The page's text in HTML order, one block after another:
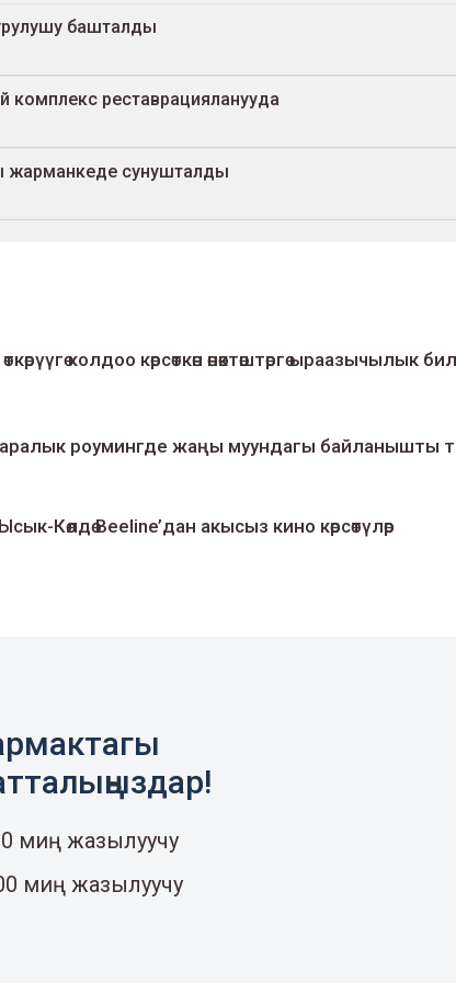
башталды
комплекс реставрацияланууда
жарманкеде сунушталды
колдоо көрсөткөн өнөктөштөргө ыраазычылык
аралык роумингде жаңы муундагы байланышты
Көлдө Beeline’дан акысыз кино көрсөтүлөр
миң жазылуучу
миң жазылуучу